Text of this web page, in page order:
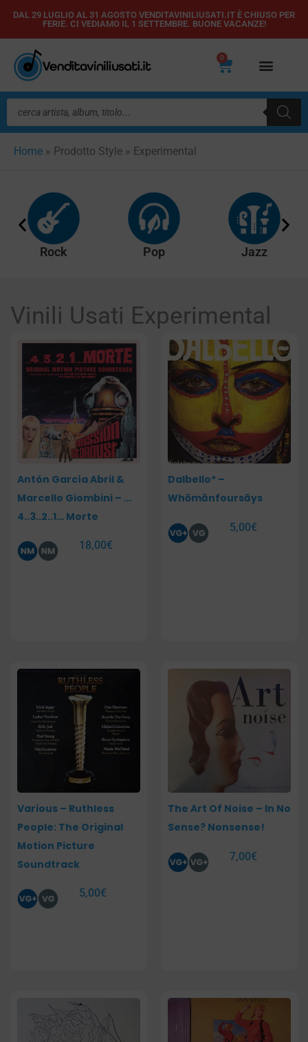
Vai
contenuto
DAL 29 LUGLIO AL 31 AGOSTO VENDITAVINILIUSATI.IT È CHIUSO PER
FERIE. CI VEDIAMO IL 1 SETTEMBRE. BUONE VACANZE!
0
Carrello
Ricerca
prodotti
Home » Prodotto Style » Experimental
Rock Pop Jazz
Vinili Usati Experimental
Antón García Abril &
Marcello Giombini – …
4..3..2..1… Morte
18,00€
Dalbello* –
Whōmănfoursāys
5,00€
Various – Ruthless
People: The Original
Motion Picture
Soundtrack
5,00€
The Art Of Noise – In No
Sense? Nonsense!
7,00€
PaginaPaginaPagina